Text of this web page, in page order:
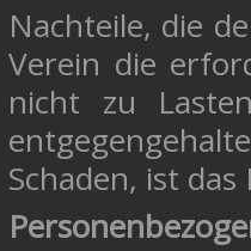
Nachteile, die
Verein die
nicht zu
Schaden, ist